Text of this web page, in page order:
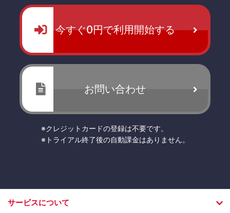
今すぐ0円で利用開始する
お問い合わせ
※クレジットカードの登録は不要です。
※トライアル終了後の自動課金はありません。
サービスについて